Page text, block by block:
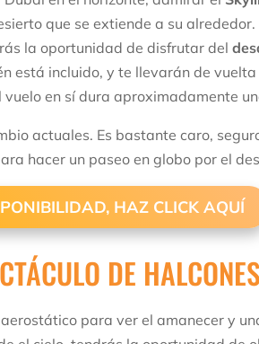
que se extiende a su alrededor.
la oportunidad de disfrutar del
está incluido, y te llevarán de
en sí dura aproximadamente
actuales. Es bastante caro,
hacer un paseo en globo por el
HAZ CLICK AQUÍ
DE HALCONES
para ver el amanecer y